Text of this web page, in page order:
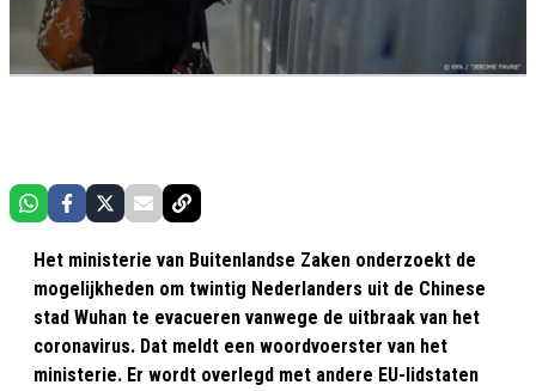
Het ministerie van Buitenlandse Zaken onderzoekt de
mogelijkheden om twintig Nederlanders uit de Chinese
stad Wuhan te evacueren vanwege de uitbraak van het
coronavirus. Dat meldt een woordvoerster van het
ministerie. Er wordt overlegd met andere EU-lidstaten